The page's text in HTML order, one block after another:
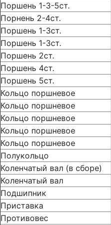
Поршень 1-3-5ст.
Порнень 2-4ст.
Поршень 1-3ст.
Поршень 1-3ст.
Поршень 2ст.
Поршень 4ст.
Поршень 5ст.
Кольцо поршневое
Кольцо поршневое
Кольцо поршневое
Кольцо поршневое
Кольцо поршневое
Полукольцо
Коленчатый вал (в сборе)
Коленчатый вал
Подшипник
Приставка
Противовес